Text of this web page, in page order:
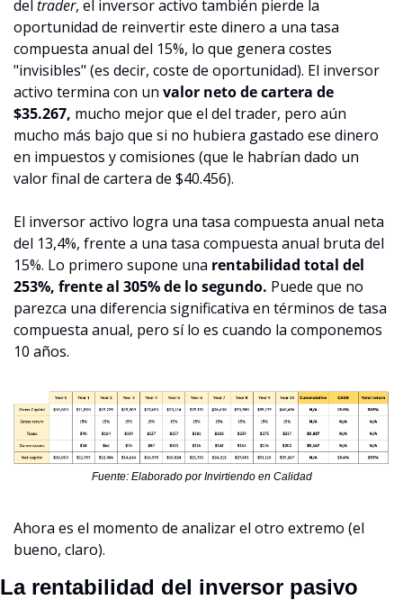
del trader, el inversor activo también pierde la
oportunidad de reinvertir este dinero a una tasa
compuesta anual del 15%, lo que genera costes
"invisibles" (es decir, coste de oportunidad). El inversor
activo termina con un valor neto de cartera de
$35.267, mucho mejor que el del trader, pero aún
mucho más bajo que si no hubiera gastado ese dinero
en impuestos y comisiones (que le habrían dado un
valor final de cartera de $40.456).
El inversor activo logra una tasa compuesta anual neta
del 13,4%, frente a una tasa compuesta anual bruta del
15%. Lo primero supone una rentabilidad total del
253%, frente al 305% de lo segundo. Puede que no
parezca una diferencia significativa en términos de tasa
compuesta anual, pero sí lo es cuando la componemos
10 años.
Fuente: Elaborado por Invirtiendo en Calidad
Ahora es el momento de analizar el otro extremo (el
bueno, claro).
La rentabilidad del inversor pasivo